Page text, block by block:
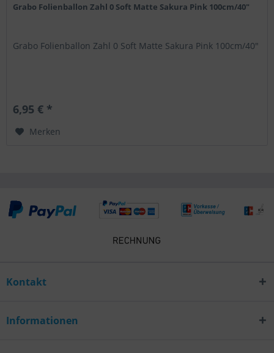
Grabo Folienballon Zahl 0 Soft Matte Sakura Pink 100cm/40"
Grabo Folienballon Zahl 0 Soft Matte Sakura Pink 100cm/40"
6,95 € *
Merken
Kontakt
Informationen